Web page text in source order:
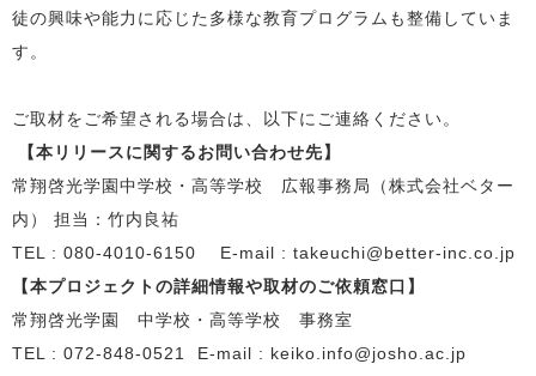
徒の興味や能力に応じた多様な教育プログラムも整備していま
す。
ご取材をご希望される場合は、以下にご連絡ください。
【本リリースに関するお問い合わせ先】
常翔啓光学園中学校・高等学校 広報事務局（株式会社ベター
内） 担当：竹内良祐
TEL : 080-4010-6150 E-mail : takeuchi@better-inc.co.jp
【本プロジェクトの詳細情報や取材のご依頼窓口】
常翔啓光学園 中学校・高等学校 事務室
TEL : 072-848-0521 E-mail : keiko.info@josho.ac.jp